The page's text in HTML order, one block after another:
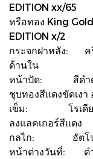
EDITION xx/65
หรือทอง King
EDITION x/2
กระจกฝาหลัง: ค
ด้านใน
หน้าปัด: สีดำด้าน
ชุบทองสีแดงขัดเง
เข็ม: โรเดียมขัด
ลงแลคเกอร์สีแดง
กลไก: อัตโนมัติ
หน้าต่างวันที่: ตำ